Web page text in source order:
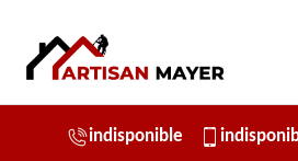
indisponible